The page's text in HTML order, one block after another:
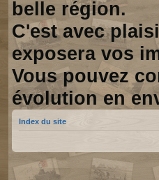
belle région.
C'est avec
exposera vos
Vous pouvez
évolution en
Index du site